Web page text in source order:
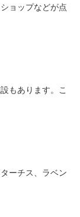
ョップなどが点
もあります。こ
ーチス、ラベン